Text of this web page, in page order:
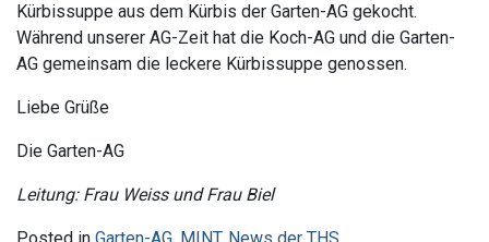
Kürbissuppe aus dem Kürbis der Garten-AG gekocht.
Während unserer AG-Zeit hat die Koch-AG und die Garten-
AG gemeinsam die leckere Kürbissuppe genossen.
Liebe Grüße
Die Garten-AG
Leitung: Frau Weiss und Frau Biel